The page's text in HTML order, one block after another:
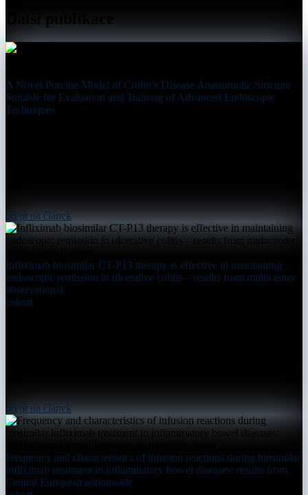
A Novel Porcine Model of Crohn’s Disease Anastomotic Stricture
Suitable for Evaluation and Training of Advanced Endoscopic
Techniques
přejít na článek
Infliximab biosimilar CT-P13 therapy is effective in maintaining
endoscopic remission in ulcerative colitis – results from multicenter
observational
cohort
přejít na článek
Frequency and characteristics of infusion reactions during biosimilar
infliximab treatment in inflammatory bowel diseases: results from
Central European nationwide